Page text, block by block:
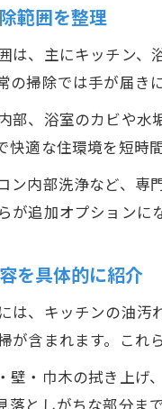
範囲を整理
は、主にキッチン
の掃除では手が届
部、浴室のカビや
適な住環境を短時
ン内部洗浄など、
追加オプションに
を具体的に紹介
は、キッチンの油
が含まれます。こ
壁・巾木の拭き上
としがちな部分ま